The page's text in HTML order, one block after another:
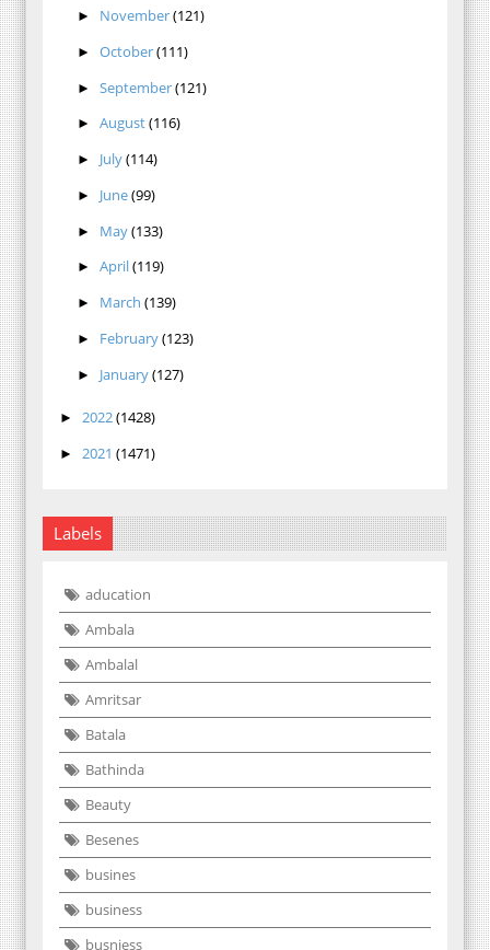
► November(121)
► October(111)
► September(121)
► August(116)
► July(114)
► June(99)
► May(133)
► April(119)
► March (139)
► February(123)
► January(127)
► 2022(1428)
► 2021 (1471)
Labels
aducation
Ambala
Ambalal
Amritsar
Batala
Bathinda
Beauty
Besenes
busines
business
busniess